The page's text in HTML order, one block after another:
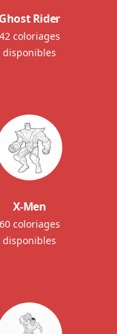
Ghost Rider
42 coloriages
disponibles
X-Men
60 coloriages
disponibles